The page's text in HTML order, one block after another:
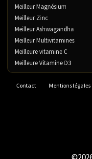
Meilleur Magnésium
Meilleur Zinc
Meilleur Ashwagandha
Meilleur Multivitamines
Meilleure vitamine C
Meilleure Vitamine D3
Contact Mentions légales